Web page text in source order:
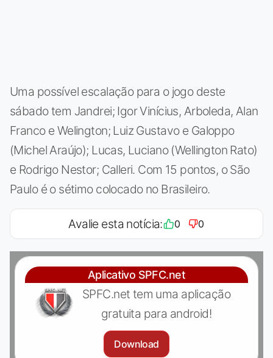
Uma possível escalação para o jogo deste
sábado tem Jandrei; Igor Vinícius, Arboleda, Alan
Franco e Welington; Luiz Gustavo e Galoppo
(Michel Araújo); Lucas, Luciano (Wellington Rato)
e Rodrigo Nestor; Calleri. Com 15 pontos, o São
Paulo é o sétimo colocado no Brasileiro.
Avalie esta notícia: 0 0
Aplicativo SPFC.net
SPFC.net tem uma aplicação
gratuita para android!
Download